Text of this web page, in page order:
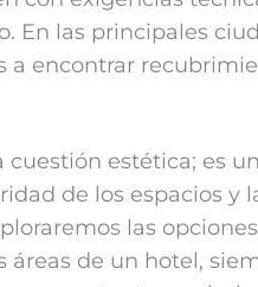
En las principales
a encontrar
estética; es
de los espacios y
las
de un hotel,